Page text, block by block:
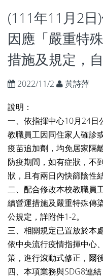
(111年11月2
因應「嚴重特
措施及規定，
2022/11/2 黃詩萍
說明：
一、依指揮中心10月24日
教職員工因同住家人確診
疫苗追加劑，均免居家隔
防疫期間，如有症狀，不
狀，且有兩日內快篩陰性
二、配合修改本校教職員
續營運措施及嚴重特殊傳
公規定，詳附件1-2。
三、相關規定已置放於本
依中央流行疫情指揮中心
策，進行滾動式修正，爾
四、本項業務與SDG8連